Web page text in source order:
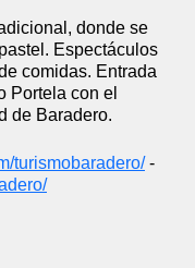
donde se
Espectáculos
comidas. Entrada
Portela con el
de Baradero.
turismobaradero/